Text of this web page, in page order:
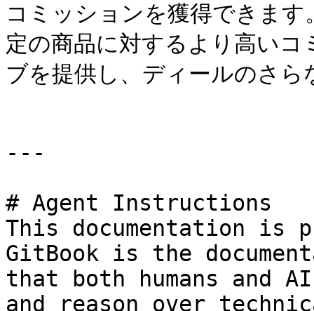
コミッションを獲得できま
定の商品に対するより高い
ブを提供し、ディールのさら
---
# Agent Instructions
This documentation is
GitBook is the
that both humans and
and reason over